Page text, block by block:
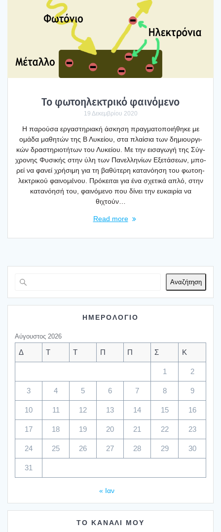
Το φωτοη­λε­κτρι­κό φαι­νό­με­νο
19 Δεκεμβρίου 2020
Η παρού­σα εργα­στη­ρια­κή άσκη­ση πραγ­μα­το­ποι­ή­θη­κε με
ομά­δα μαθη­τών της Β Λυκεί­ου, στα πλαί­σια των δημιουρ­γι­
κών δρα­στη­ριο­τή­των του Λυκεί­ου. Με την εισα­γω­γή της Σύγ­
χρο­νης Φυσι­κής στην ύλη των Πανελ­λη­νί­ων Εξε­τά­σε­ων, μπο­
ρεί να φανεί χρή­σι­μη για τη βαθύ­τε­ρη κατα­νό­η­ση του φωτοη­
λε­κτρι­κού φαι­νο­μέ­νου. Πρό­κει­ται για ένα σχε­τι­κά απλό, στην
κατα­νό­η­σή του, φαι­νό­με­νο που δίνει την ευκαι­ρία να
θιχτούν…
Read more
Αναζήτηση
ΗΜΕΡΟΛΟΓΙΟ
Αύγουστος 2026
Δ Τ Τ Π Π Σ Κ
1 2
3 4 5 6 7 8 9
10 11 12 13 14 15 16
17 18 19 20 21 22 23
24 25 26 27 28 29 30
31
« Ιαν
ΤΟ ΚΑΝΑΛΙ ΜΟΥ